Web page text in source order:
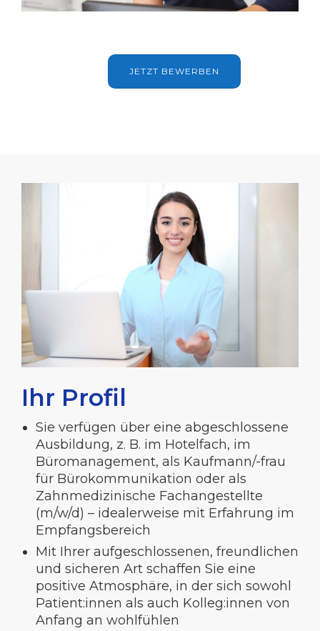
JETZT BEWERBEN
Ihr Profil
Sie verfügen über eine abgeschlossene
Ausbildung, z. B. im Hotelfach, im
Büromanagement, als Kaufmann/-frau
für Bürokommunikation oder als
Zahnmedizinische Fachangestellte
(m/w/d) – idealerweise mit Erfahrung im
Empfangsbereich
Mit Ihrer aufgeschlossenen, freundlichen
und sicheren Art schaffen Sie eine
positive Atmosphäre, in der sich sowohl
Patient:innen als auch Kolleg:innen von
Anfang an wohlfühlen